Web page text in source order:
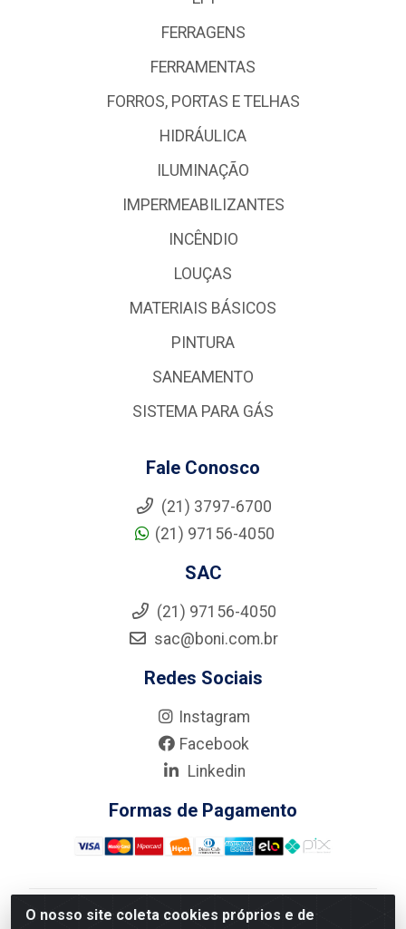
O nosso site coleta cookies próprios e de
FERRAGENS
FERRAMENTAS
FORROS, PORTAS E TELHAS
HIDRÁULICA
ILUMINAÇÃO
IMPERMEABILIZANTES
INCÊNDIO
LOUÇAS
MATERIAIS BÁSICOS
PINTURA
SANEAMENTO
SISTEMA PARA GÁS
Fale Conosco
(21) 3797-6700
(21) 97156-4050
SAC
(21) 97156-4050
sac@boni.com.br
Redes Sociais
Instagram
Facebook
Linkedin
Formas de Pagamento
Nova Boni Distribuidora de Material de Construção LTDA